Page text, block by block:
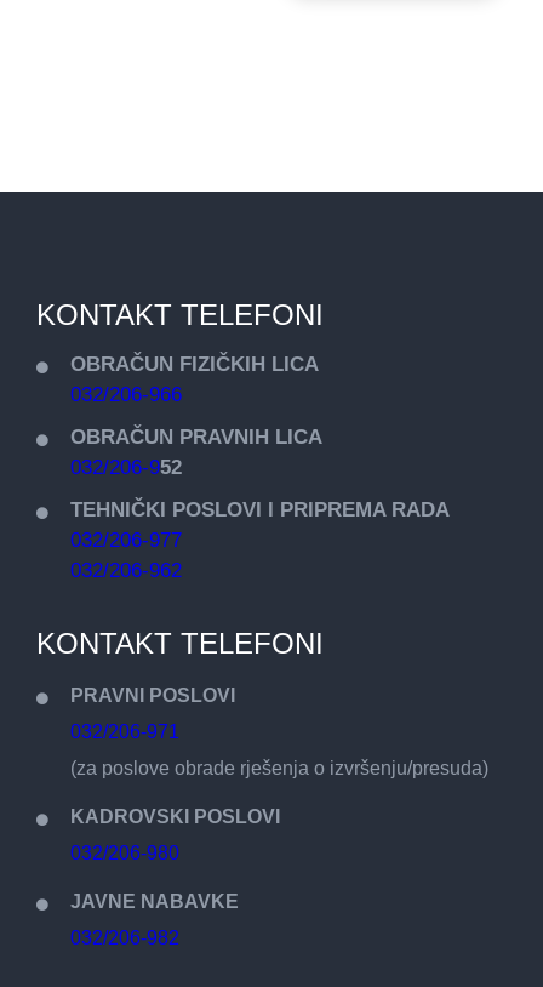
KONTAKT TELEFONI
OBRAČUN FIZIČKIH LICA
032/206-966
OBRAČUN PRAVNIH LICA
032/206-952
TEHNIČKI POSLOVI I PRIPREMA RADA
032/206-977
032/206-962
KONTAKT TELEFONI
PRAVNI POSLOVI
032/206-971
(za poslove obrade rješenja o izvršenju/presuda)
KADROVSKI POSLOVI
032/206-980
JAVNE NABAVKE
032/206-982